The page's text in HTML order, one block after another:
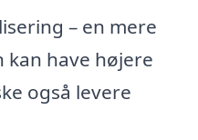
– en mere
have højere
også levere